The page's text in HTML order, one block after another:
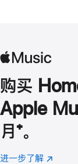
购买
Apple
月 脚
注
⁺。
进一步了解 Apple
(在